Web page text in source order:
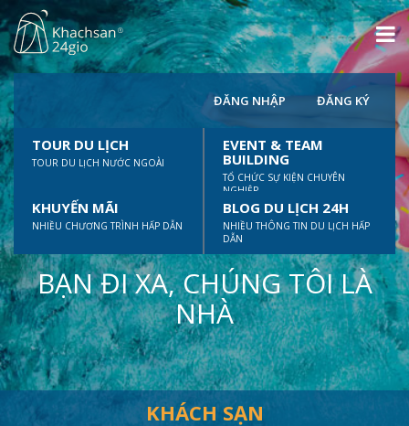
ĐĂNG NHẬP ĐĂNG KÝ
TOUR DU LỊCH
TOUR DU LỊCH NƯỚC NGOÀI
EVENT & TEAM
BUILDING
TỔ CHỨC SỰ KIỆN CHUYÊN
NGHIỆP
KHUYẾN MÃI
NHIỀU CHƯƠNG TRÌNH HẤP DẪN
BLOG DU LỊCH 24H
NHIỀU THÔNG TIN DU LỊCH HẤP
DẪN
BẠN ĐI XA, CHÚNG TÔI LÀ
NHÀ
KHÁCH SẠN